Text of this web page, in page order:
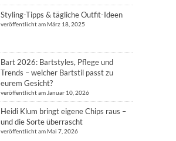
Styling-Tipps & tägliche Outfit-Ideen
veröffentlicht am März 18, 2025
Bart 2026: Bartstyles, Pflege und
Trends – welcher Bartstil passt zu
eurem Gesicht?
veröffentlicht am Januar 10, 2026
Heidi Klum bringt eigene Chips raus –
und die Sorte überrascht
veröffentlicht am Mai 7, 2026